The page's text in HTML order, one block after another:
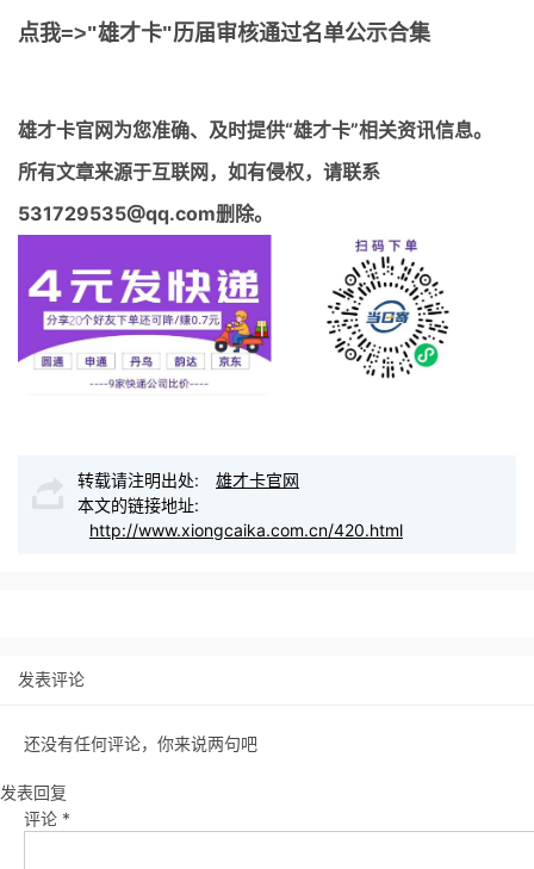
点我=>"雄才卡"历届审核通过名单公示合集
雄才卡官网为您准确、及时提供“雄才卡”相关资讯信息。
所有文章来源于互联网，如有侵权，请联系
531729535@qq.com删除。
转载请注明出处:
雄才卡官网
本文的链接地址:
http://www.xiongcaika.com.cn/420.html
发表评论
还没有任何评论，你来说两句吧
发表回复
评论 *